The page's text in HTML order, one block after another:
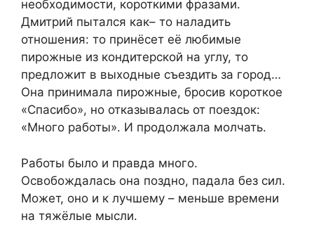
необходимости, короткими фразами.
Дмитрий пытался как– то наладить
отношения: то принёсет её любимые
пирожные из кондитерской на углу, то
предложит в выходные съездить за город…
Она принимала пирожные, бросив короткое
«Спасибо», но отказывалась от поездок:
«Много работы». И продолжала молчать.
Работы было и правда много.
Освобождалась она поздно, падала без сил.
Может, оно и к лучшему – меньше времени
на тяжёлые мысли.